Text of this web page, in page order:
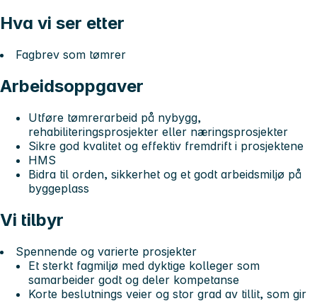
Hva vi ser etter
Fagbrev som tømrer
Arbeidsoppgaver
Utføre tømrerarbeid på nybygg,
rehabiliteringsprosjekter eller næringsprosjekter
Sikre god kvalitet og effektiv fremdrift i prosjektene
HMS
Bidra til orden, sikkerhet og et godt arbeidsmiljø på
byggeplass
Vi tilbyr
Spennende og varierte prosjekter
Et sterkt fagmiljø med dyktige kolleger som
samarbeider godt og deler kompetanse
Korte beslutnings veier og stor grad av tillit, som gir